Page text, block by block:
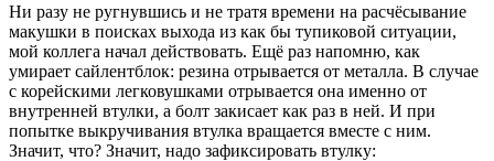
Ни разу не ругнувшись и не тратя времени на расчёсывание
макушки в поисках выхода из как бы тупиковой ситуации,
мой коллега начал действовать. Ещё раз напомню, как
умирает сайлентблок: резина отрывается от металла. В случае
с корейскими легковушками отрывается она именно от
внутренней втулки, а болт закисает как раз в ней. И при
попытке выкручивания втулка вращается вместе с ним.
Значит, что? Значит, надо зафиксировать втулку: